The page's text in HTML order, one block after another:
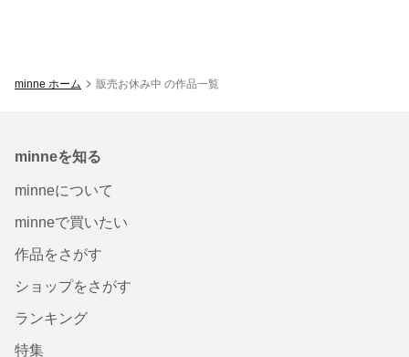
minne ホーム 販売お休み中 の作品一覧
minneを知る
minneについて
minneで買いたい
作品をさがす
ショップをさがす
ランキング
特集